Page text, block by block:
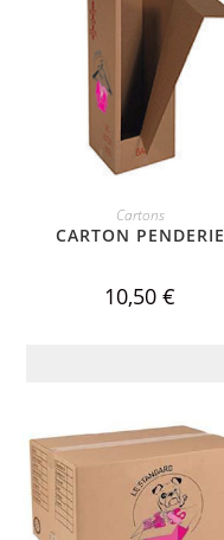
ADD TO CART
Cartons
CARTON PENDERIE
10,50€